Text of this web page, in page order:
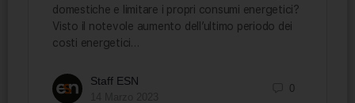
domestiche e limitare i propri consumi energetici?
Visto il notevole aumento dell’ultimo periodo dei
costi energetici…
Staff ESN
0